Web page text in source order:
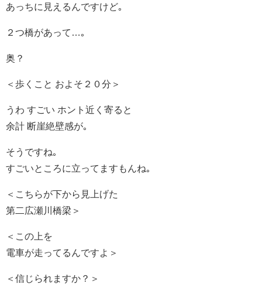
あっちに見えるんですけど｡
２つ橋があって…｡
奥？
＜歩くこと およそ２０分＞
うわ すごい ホント近く寄ると
余計 断崖絶壁感が｡
そうですね｡
すごいところに立ってますもんね｡
＜こちらが下から見上げた
第二広瀬川橋梁＞
＜この上を
電車が走ってるんですよ＞
＜信じられますか？＞